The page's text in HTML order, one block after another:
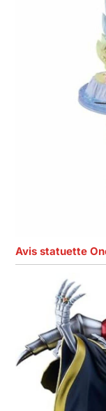
Avis statuette